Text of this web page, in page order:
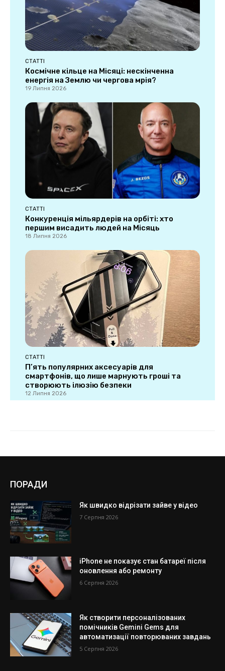
ПОРАДИ
Як швидко відрізати зайве у відео
7 Серпня 2026
iPhone не показує стан батареї після
оновлення або ремонту
6 Серпня 2026
Як створити персоналізованих
помічників Gemini Gems для
автоматизації повторюваних завдань
5 Серпня 2026